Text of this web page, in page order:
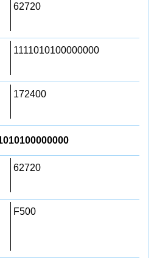
62720
1111010100000000
172400
62720
F500